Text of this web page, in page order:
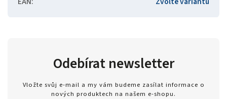
Odebírat newsletter
Vložte svůj e-mail a my vám budeme zasílat informace o
nových produktech na našem e-shopu.